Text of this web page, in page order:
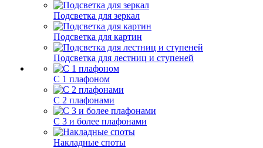
Подсветка для зеркал
Подсветка для картин
Подсветка для лестниц и ступеней
С 1 плафоном
С 2 плафонами
С 3 и более плафонами
Накладные споты